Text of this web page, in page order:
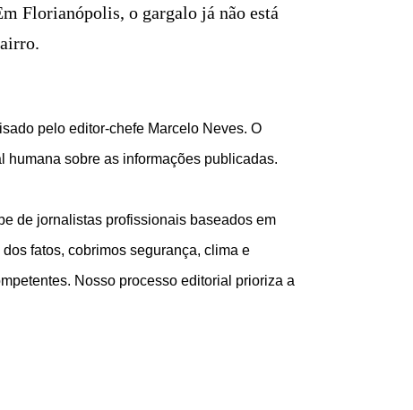
Florianópolis, o gargalo já não está
pelo editor-chefe Marcelo Neves. O
sobre as informações publicadas.
de jornalistas profissionais baseados em
fatos, cobrimos segurança, clima e
Nosso processo editorial prioriza a